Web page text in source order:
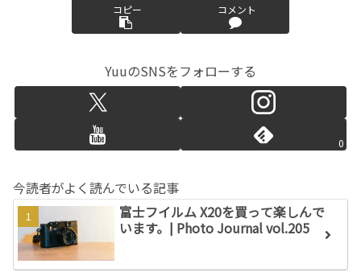
コピー コメント
YuuのSNSをフォローする
0
今読者がよく読んでいる記事
富士フイルム X20を買って楽しんで
います。| Photo Journal vol.205